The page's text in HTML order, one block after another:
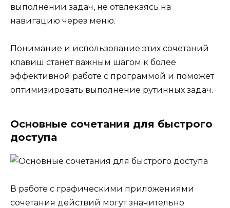
выполнении задач, не отвлекаясь на
навигацию через меню.
Понимание и использование этих сочетаний
клавиш станет важным шагом к более
эффективной работе с программой и поможет
оптимизировать выполнение рутинных задач.
Основные сочетания для быстрого
доступа
В работе с графическими приложениями
сочетания действий могут значительно